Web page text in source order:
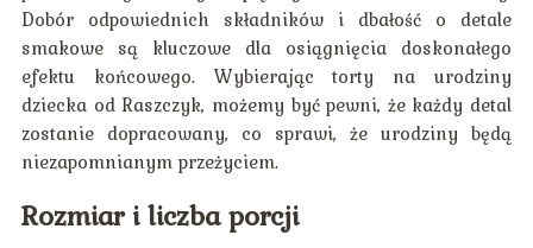
Dobór odpowiednich składników i dbałość o detale
smakowe są kluczowe dla osiągnięcia doskonałego
efektu końcowego. Wybierając torty na urodziny
dziecka od Raszczyk, możemy być pewni, że każdy detal
zostanie dopracowany, co sprawi, że urodziny będą
niezapomnianym przeżyciem.
Rozmiar i liczba porcji